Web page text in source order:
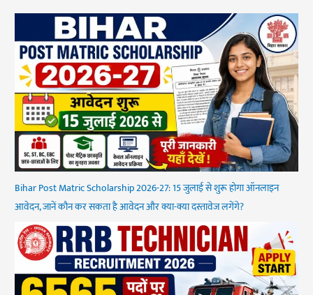
Bihar Post Matric Scholarship 2026-27: 15 जुलाई से शुरू होगा ऑनलाइन
आवेदन, जानें कौन कर सकता है आवेदन और क्या-क्या दस्तावेज लगेंगे?